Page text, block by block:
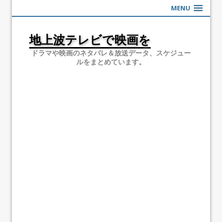
MENU
地上波テレビで映画を
ドラマや映画のネタバレ＆放送データ、スケジュー
ルをまとめています。